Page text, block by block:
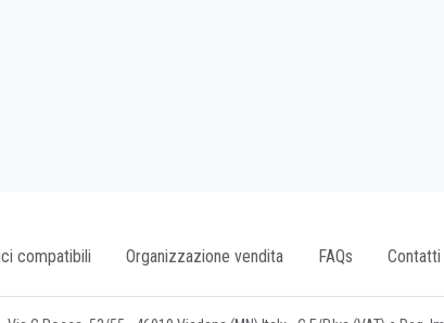
compatibili Organizzazione vendita FAQs Contatti